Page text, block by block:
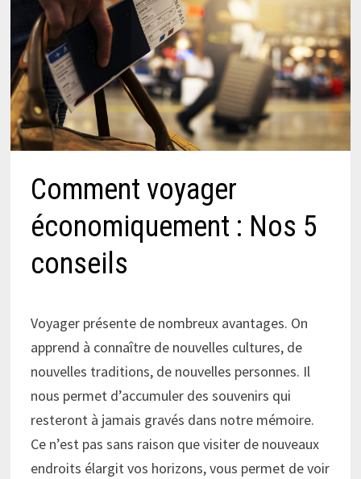
Comment voyager
économiquement : Nos 5
conseils
Voyager présente de nombreux avantages. On
apprend à connaître de nouvelles cultures, de
nouvelles traditions, de nouvelles personnes. Il
nous permet d’accumuler des souvenirs qui
resteront à jamais gravés dans notre mémoire.
Ce n’est pas sans raison que visiter de nouveaux
endroits élargit vos horizons, vous permet de voir